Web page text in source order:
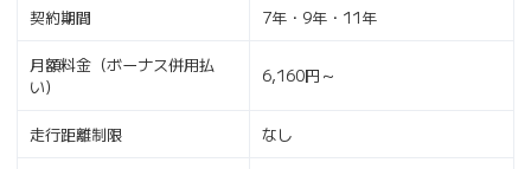
契約期間 7年・9年・11年
月額料金（ボーナス併用払
い）
6,160円～
走行距離制限 なし